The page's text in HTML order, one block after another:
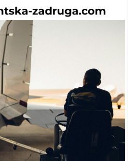
Kontakt
Lokacija
Pristupanje
Obrasci
Video oglasi